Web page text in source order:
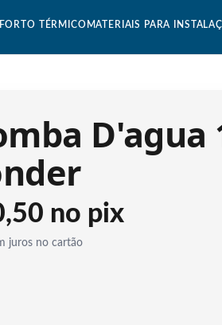
TÉRMICO MATERIAIS PARA
D'agua
no pix
juros no cartão